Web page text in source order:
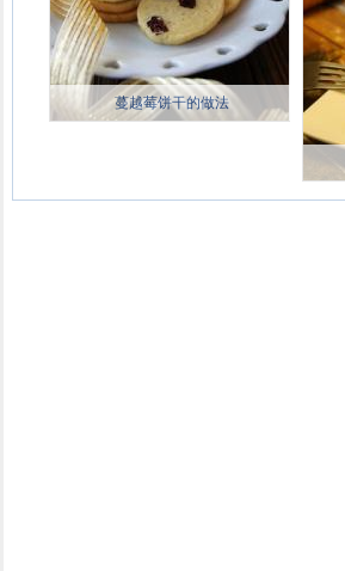
蔓越莓饼干的做法